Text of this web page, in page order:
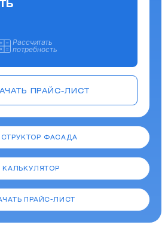
ФАСАДА
КАЛЬКУЛЯТОР
ПРАЙС-ЛИСТ
Рассчитать
потребность
ПРАЙС-ЛИСТ